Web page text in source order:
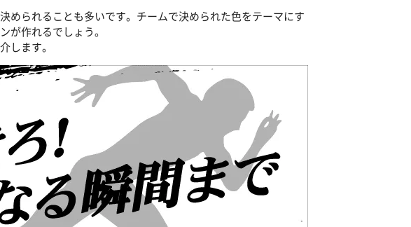
められることも多いです。チームで決められた色をテーマにす
が作れるでしょう。
します。